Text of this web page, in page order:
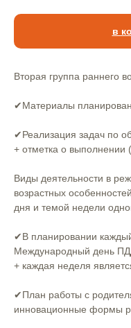
в
Вторая группа раннего
✔Материалы
✔Реализация задач по
+ отметка о выполнении
Виды деятельности в
возрастных
дня и темой недели
✔В планировании
Международный день
+ каждая неделя
✔План работы с
инновационные формы